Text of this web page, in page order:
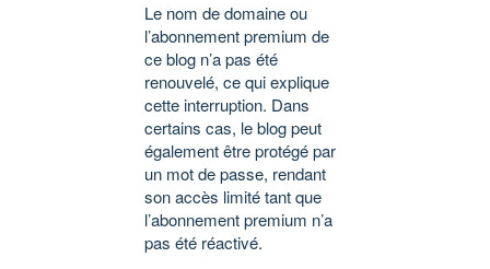
Le nom de domaine ou
l’abonnement premium de
ce blog n’a pas été
renouvelé, ce qui explique
cette interruption. Dans
certains cas, le blog peut
également être protégé par
un mot de passe, rendant
son accès limité tant que
l’abonnement premium n’a
pas été réactivé.